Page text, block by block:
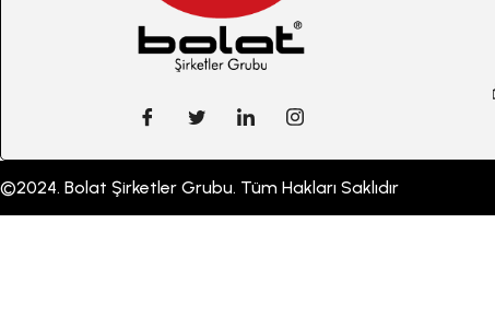
©2024. Bolat Şirketler Grubu. Tüm Hakları Saklıdır